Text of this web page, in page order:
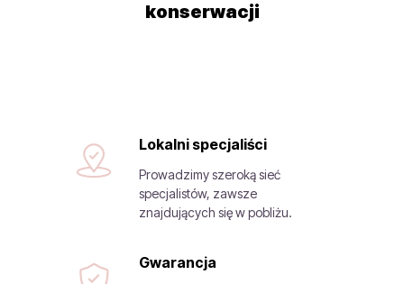
konserwacji
Lokalni specjaliści
Prowadzimy szeroką sieć
specjalistów, zawsze
znajdujących się w pobliżu.
Gwarancja